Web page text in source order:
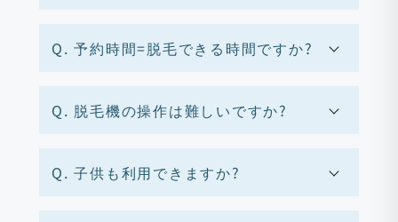
Q. 予約時間=脱毛できる時間ですか?
Q. 脱毛機の操作は難しいですか?
Q. 子供も利用できますか?